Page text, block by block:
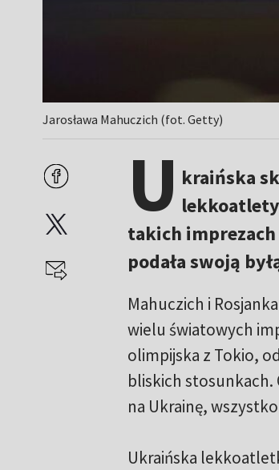
Jarosława Mahuczich (fot. Getty)
U kraińska
takich
podała swoją
Mahuczich i
wielu światowych
olimpijska z Tokio,
bliskich stosunkach.
na Ukrainę,
Ukraińska